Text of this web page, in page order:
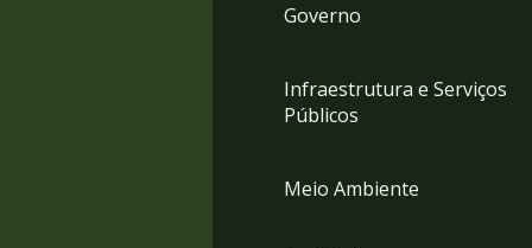
Governo
Infraestrutura e Serviços
Públicos
Meio Ambiente